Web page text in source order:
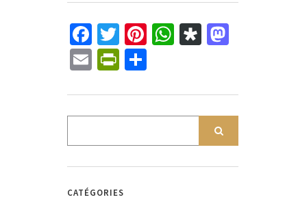
Facebook
Twitter
Pinterest
WhatsApp
Diaspora
EmailPrintFriendly
CATÉGORIES